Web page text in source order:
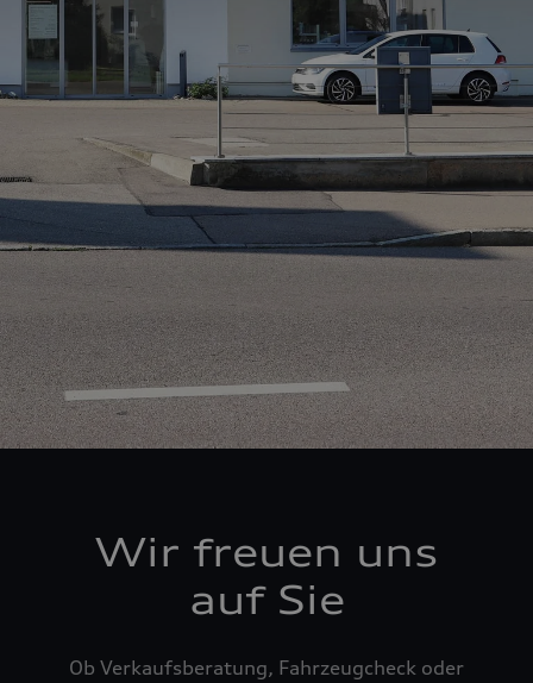
Wir freuen uns
auf Sie
Ob Verkaufsberatung, Fahrzeugcheck oder